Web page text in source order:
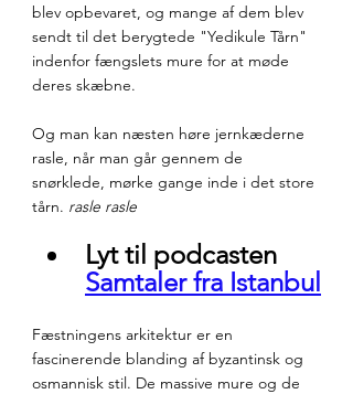
blev opbevaret, og mange af dem blev
sendt til det berygtede "Yedikule Tårn"
indenfor fængslets mure for at møde
deres skæbne.
Og man kan næsten høre jernkæderne
rasle, når man går gennem de
snørklede, mørke gange inde i det store
tårn. rasle rasle
Lyt til podcasten
Samtaler fra Istanbul
Fæstningens arkitektur er en
fascinerende blanding af byzantinsk og
osmannisk stil. De massive mure og de